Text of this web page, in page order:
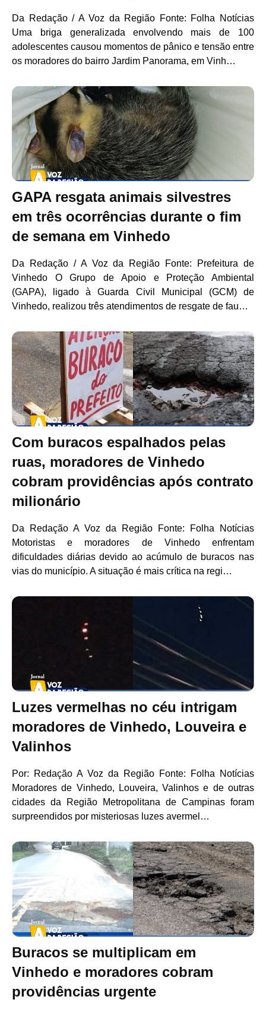
Da Redação / A Voz da Região Fonte: Folha Notícias
Uma briga generalizada envolvendo mais de 100
adolescentes causou momentos de pânico e tensão entre
os moradores do bairro Jardim Panorama, em Vinh…
GAPA resgata animais silvestres
em três ocorrências durante o fim
de semana em Vinhedo
Da Redação / A Voz da Região Fonte: Prefeitura de
Vinhedo O Grupo de Apoio e Proteção Ambiental
(GAPA), ligado à Guarda Civil Municipal (GCM) de
Vinhedo, realizou três atendimentos de resgate de fau…
Com buracos espalhados pelas
ruas, moradores de Vinhedo
cobram providências após contrato
milionário
Da Redação A Voz da Região Fonte: Folha Notícias
Motoristas e moradores de Vinhedo enfrentam
dificuldades diárias devido ao acúmulo de buracos nas
vias do município. A situação é mais crítica na regi…
Luzes vermelhas no céu intrigam
moradores de Vinhedo, Louveira e
Valinhos
Por: Redação A Voz da Região Fonte: Folha Notícias
Moradores de Vinhedo, Louveira, Valinhos e de outras
cidades da Região Metropolitana de Campinas foram
surpreendidos por misteriosas luzes avermel…
Buracos se multiplicam em
Vinhedo e moradores cobram
providências urgente